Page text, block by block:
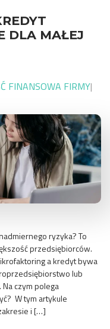
DLA MAŁEJ
FINANSOWA FIRMY|
ryzyka? To
przedsiębiorców.
a kredyt bywa
lub
czym polega
W tym artykule
i […]